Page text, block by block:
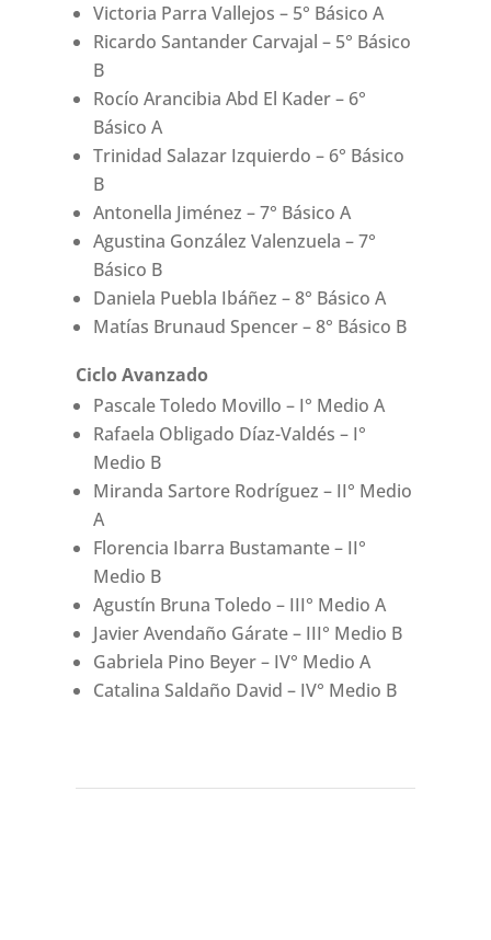
Victoria Parra Vallejos – 5° Básico A
Ricardo Santander Carvajal – 5° Básico
B
Rocío Arancibia Abd El Kader – 6°
Básico A
Trinidad Salazar Izquierdo – 6° Básico
B
Antonella Jiménez – 7° Básico A
Agustina González Valenzuela – 7°
Básico B
Daniela Puebla Ibáñez – 8° Básico A
Matías Brunaud Spencer – 8° Básico B
Ciclo Avanzado
Pascale Toledo Movillo – I° Medio A
Rafaela Obligado Díaz-Valdés – I°
Medio B
Miranda Sartore Rodríguez – II° Medio
A
Florencia Ibarra Bustamante – II°
Medio B
Agustín Bruna Toledo – III° Medio A
Javier Avendaño Gárate – III° Medio B
Gabriela Pino Beyer – IV° Medio A
Catalina Saldaño David – IV° Medio B